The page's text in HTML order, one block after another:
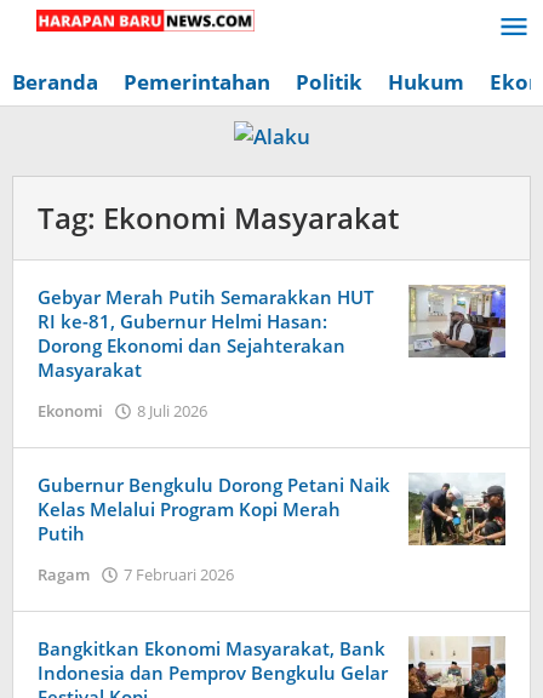
Lewati
konten
Beranda Pemerintahan Politik Hukum
Tag: Ekonomi Masyarakat
Gebyar Merah Putih Semarakkan HUT
RI ke-81, Gubernur Helmi Hasan:
Dorong Ekonomi dan Sejahterakan
Masyarakat
Ekonomi 8 Juli 2026
Harapan
Baru
News
Gubernur Bengkulu Dorong Petani Naik
Kelas Melalui Program Kopi Merah
Putih
Ragam 7 Februari 2026
Harapan
Baru
News
Bangkitkan Ekonomi Masyarakat, Bank
Indonesia dan Pemprov Bengkulu Gelar